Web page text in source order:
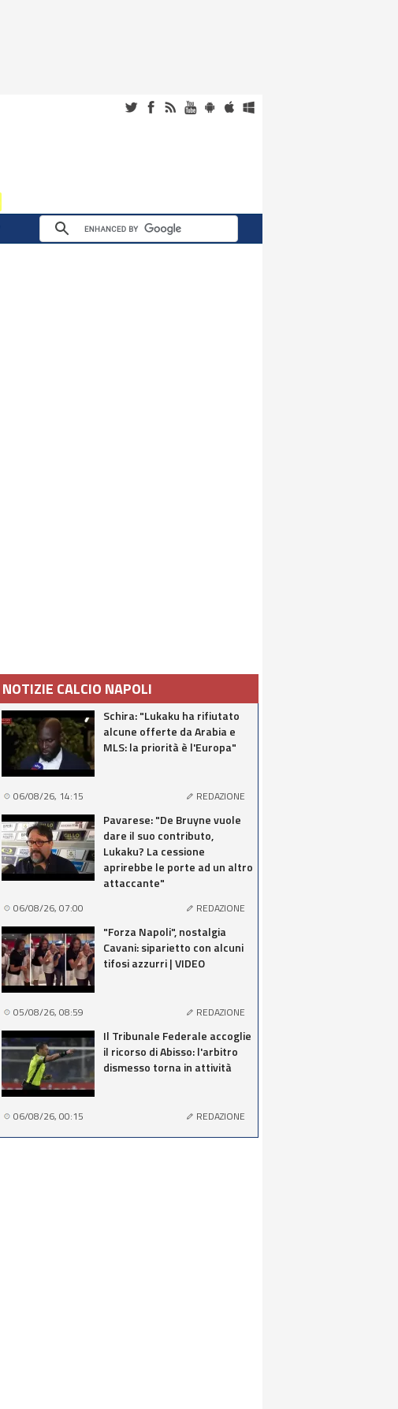
NOTIZIE CALCIO NAPOLI
Schira: "Lukaku ha rifiutato
alcune offerte da Arabia e
MLS: la priorità è l'Europa"
06/08/26, 14:15 REDAZIONE
Pavarese: "De Bruyne vuole
dare il suo contributo,
Lukaku? La cessione
aprirebbe le porte ad un altro
attaccante"
06/08/26, 07:00 REDAZIONE
"Forza Napoli", nostalgia
Cavani: siparietto con alcuni
tifosi azzurri | VIDEO
05/08/26, 08:59 REDAZIONE
Il Tribunale Federale accoglie
il ricorso di Abisso: l'arbitro
dismesso torna in attività
06/08/26, 00:15 REDAZIONE